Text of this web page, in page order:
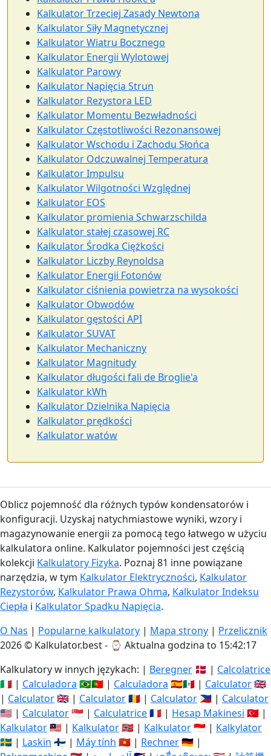
Kalkulator Trzeciej Zasady Newtona
Kalkulator Siły Magnetycznej
Kalkulator Wiatru Bocznego
Kalkulator Energii Wylotowej
Kalkulator Parowy
Kalkulator Napięcia Strun
Kalkulator Rezystora LED
Kalkulator Momentu Bezwładności
Kalkulator Częstotliwości Rezonansowej
Kalkulator Wschodu i Zachodu Słońca
Kalkulator Odczuwalnej Temperatura
Kalkulator Impulsu
Kalkulator Wilgotności Względnej
Kalkulator EOS
Kalkulator promienia Schwarzschilda
Kalkulator stałej czasowej RC
Kalkulator Środka Ciężkości
Kalkulator Liczby Reynoldsa
Kalkulator Energii Fotonów
Kalkulator ciśnienia powietrza na wysokości
Kalkulator Obwodów
Kalkulator gęstości API
Kalkulator SUVAT
Kalkulator Mechaniczny
Kalkulator Magnitudy
Kalkulator długości fali de Broglie'a
Kalkulator kWh
Kalkulator Dzielnika Napięcia
Kalkulator prędkości
Kalkulator watów
Oblicz pojemność dla różnych typów kondensatorów i
konfiguracji. Uzyskaj natychmiastowe wyniki, wzory i
magazynowanie energii za pomocą tego łatwego w użyciu
kalkulatora online. Kalkulator pojemności jest częścią
kolekcji Kalkulatory Fizyka. Poznaj 81 inne powiązane
narzędzia, w tym Kalkulator Elektryczności, Kalkulator
Rezystorów, Kalkulator Prawa Ohma, Kalkulator Indeksu
Ciepła i Kalkulator Spadku Napięcia.
O Nas | Popularne kalkulatory | Mapa strony | Przelicznik
2026 © Kalkulator.best - ⌚ Aktualna godzina to 15:42:17
Kalkulatory w innych językach: | Beregner 🇩🇰 | Calcolatrice
🇮🇹 | Calculadora 🇧🇷🇵🇹 | Calculadora 🇪🇸🇲🇽 | Calculator🇬🇧
| Calculator🇬🇧 | Calculator🇷🇴 | Calculator 🇵🇭 | Calculator
🇺🇸 | Calculator🇸🇬 | Calculatrice🇫🇷 | Hesap Makinesi 🇹🇷 |
Kalkulator🇲🇾 | Kalkulator🇳🇴 | Kalkulator🇮🇩 | Kalkylator
🇸🇪 | Laskin 🇫🇮 | Máy tính 🇻🇳 | Rechner🇩🇪 |